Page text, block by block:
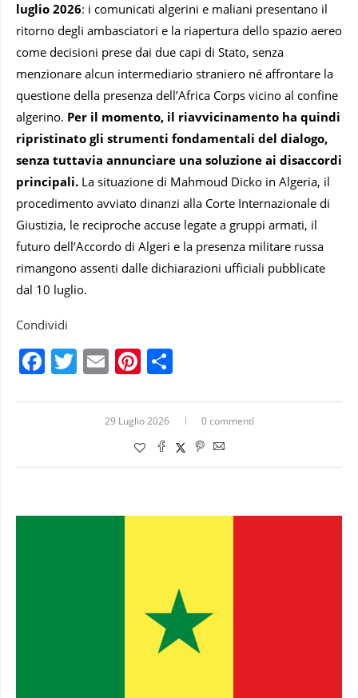
luglio 2026: i comunicati algerini e maliani presentano il
ritorno degli ambasciatori e la riapertura dello spazio aereo
come decisioni prese dai due capi di Stato, senza
menzionare alcun intermediario straniero né affrontare la
questione della presenza dell’Africa Corps vicino al confine
algerino. Per il momento, il riavvicinamento ha quindi
ripristinato gli strumenti fondamentali del dialogo,
senza tuttavia annunciare una soluzione ai disaccordi
principali. La situazione di Mahmoud Dicko in Algeria, il
procedimento avviato dinanzi alla Corte Internazionale di
Giustizia, le reciproche accuse legate a gruppi armati, il
futuro dell’Accordo di Algeri e la presenza militare russa
rimangono assenti dalle dichiarazioni ufficiali pubblicate
dal 10 luglio.
Condividi
Facebook
Twitter
EmailPinterest
29 Luglio 2026 0 commentI